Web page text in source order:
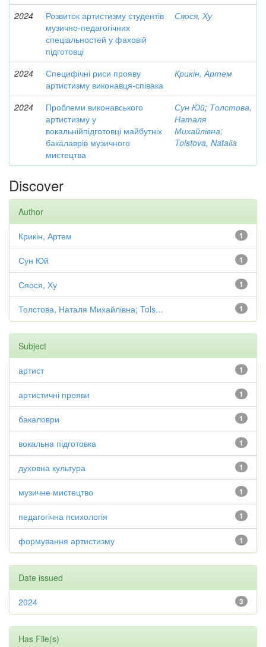
2024
Розвиток артистизму студентів
музично-педагогічних
спеціальностей у фаховій
підготовці
Сяося, Ху
2024
Специфічні риси прояву
артистизму виконавця-співака
Крикін, Артем
2024
Проблеми виконавського
артистизму у
вокальнійпідготовці майбутніх
бакалаврів музичного
мистецтва
Сун Юй; Толстова,
Наталя
Михайлівна;
Tolstova, Natalia
Discover
Author
1
Крикін, Артем
1
Сун Юй
1
Сяося, Ху
1
Толстова, Наталя Михайлівна; Tols...
Subject
1
артист
1
артистичні прояви
1
бакаловри
1
вокальна підготовка
1
духовна культура
1
музичне мистецтво
1
педагогічна психологія
1
формування артистизму
Date issued
3
2024
Has File(s)